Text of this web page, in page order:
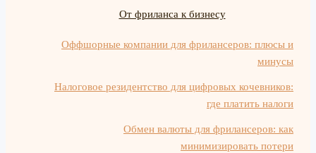
От фриланса к бизнесу
Оффшорные компании для фрилансеров: плюсы и
минусы
Налоговое резидентство для цифровых кочевников:
где платить налоги
Обмен валюты для фрилансеров: как
минимизировать потери